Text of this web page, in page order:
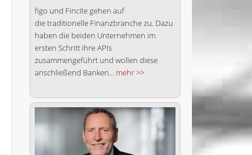
figo und Fincite gehen auf
die traditionelle Finanzbranche zu. Dazu
haben die beiden Unternehmen im
ersten Schritt ihre APIs
zusammengeführt und wollen diese
anschließend Banken... mehr >>